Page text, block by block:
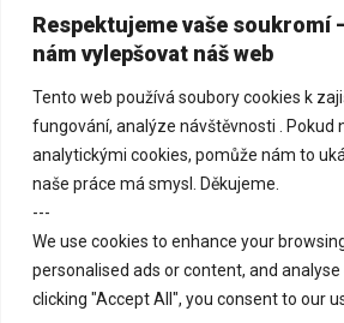
Respektujeme vaše soukromí
nám vylepšovat náš web
Tento web používá soubory cookies k
fungování, analýze návštěvnosti . Pokud
analytickými cookies, pomůže nám to
naše práce má smysl. Děkujeme.
---
We use cookies to enhance your
personalised ads or content, and
clicking "Accept All", you consent to our
Přátelé New Renato, z.s.
Dvořišťská 1244, 198 00 Praha 9
725 818 179
info@newrenato.org